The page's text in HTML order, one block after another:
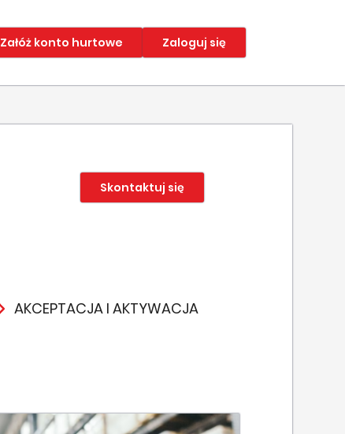
Załóż konto hurtowe Zaloguj się
Skontaktuj się
AKCEPTACJA I AKTYWACJA